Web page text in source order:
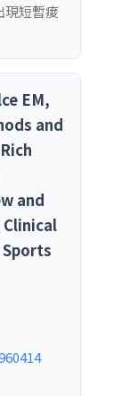
現短暫痠
EM,
and
and